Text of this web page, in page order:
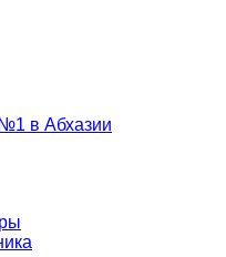
в Абхазии